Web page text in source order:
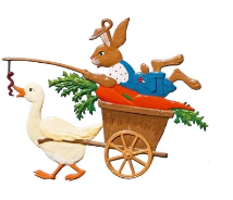
Möhrchenwagen
Zinnfigur
von
Wilhelm
Schweizer